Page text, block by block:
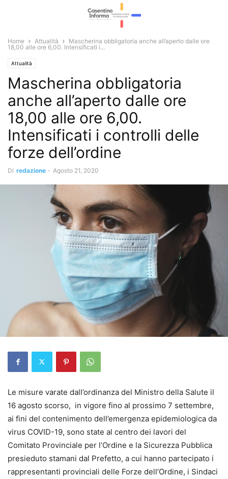
Home Attualità
Mascherina obbligatoria anche all’aperto dalle ore
18,00 alle ore 6,00. Intensificati i...
Attualità
Mascherina obbligatoria
anche all’aperto dalle ore
18,00 alle ore 6,00.
Intensificati i controlli delle
forze dell’ordine
Di redazione - Agosto 21, 2020
Le misure varate dall’ordinanza del Ministro della Salute il
16 agosto scorso, in vigore fino al prossimo 7 settembre,
ai fini del contenimento dell’emergenza epidemiologica da
virus COVID-19, sono state al centro dei lavori del
Comitato Provinciale per l’Ordine e la Sicurezza Pubblica
presieduto stamani dal Prefetto, a cui hanno partecipato i
rappresentanti provinciali delle Forze dell’Ordine, i Sindaci